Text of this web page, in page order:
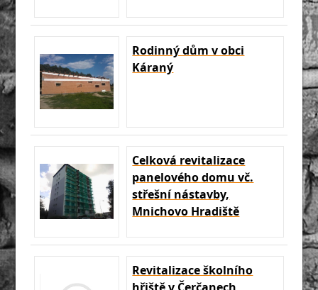
Rodinný dům v obci
Káraný
Celková revitalizace
panelového domu vč.
střešní nástavby,
Mnichovo Hradiště
Revitalizace školního